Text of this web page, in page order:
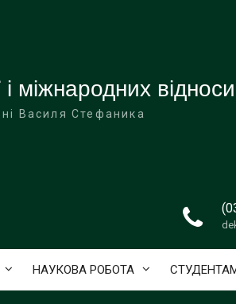
і міжнародних
Василя Стефаника
НАУКОВА РОБОТА